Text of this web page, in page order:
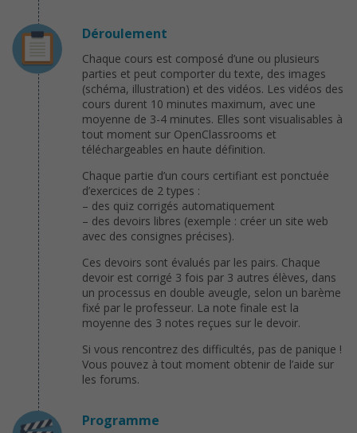
Déroulement
Chaque cours est composé d’une ou plusieurs
parties et peut comporter du texte, des images
(schéma, illustration) et des vidéos. Les vidéos des
cours durent 10 minutes maximum, avec une
moyenne de 3-4 minutes. Elles sont visualisables à
tout moment sur OpenClassrooms et
téléchargeables en haute définition.
Chaque partie d’un cours certifiant est ponctuée
d’exercices de 2 types :
– des quiz corrigés automatiquement
– des devoirs libres (exemple : créer un site web
avec des consignes précises).
Ces devoirs sont évalués par les pairs. Chaque
devoir est corrigé 3 fois par 3 autres élèves, dans
un processus en double aveugle, selon un barème
fixé par le professeur. La note finale est la
moyenne des 3 notes reçues sur le devoir.
Si vous rencontrez des difficultés, pas de panique !
Vous pouvez à tout moment obtenir de l’aide sur
les forums.
Programme